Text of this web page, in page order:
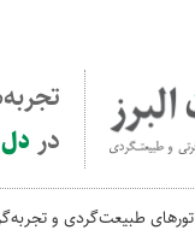
در
تورهای طبیعت‌گردی و